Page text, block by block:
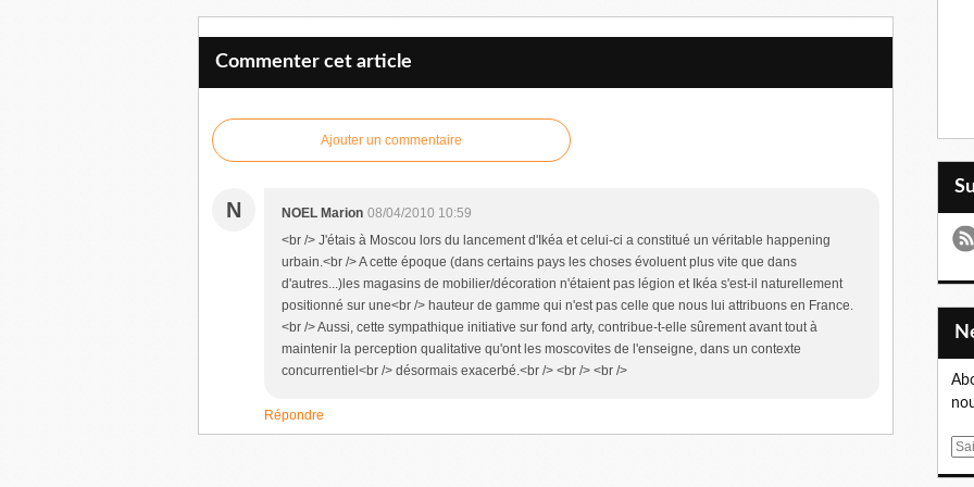
Commenter cet article
Ajouter un commentaire
N NOEL Marion 08/04/2010 10:59
<br /> J'étais à Moscou lors du lancement d'Ikéa et celui-ci a constitué un véritable happening
urbain.<br /> A cette époque (dans certains pays les choses évoluent plus vite que dans
d'autres...)les magasins de mobilier/décoration n'étaient pas légion et Ikéa s'est-il naturellement
positionné sur une<br /> hauteur de gamme qui n'est pas celle que nous lui attribuons en France.
<br /> Aussi, cette sympathique initiative sur fond arty, contribue-t-elle sûrement avant tout à
maintenir la perception qualitative qu'ont les moscovites de l'enseigne, dans un contexte
concurrentiel<br /> désormais exacerbé.<br /> <br /> <br />
Répondre
E